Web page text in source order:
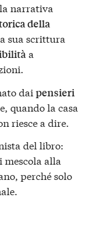
narrativa
della
sua scrittura
a
dai pensieri
quando la casa
riesce a dire.
del libro:
mescola alla
perché solo